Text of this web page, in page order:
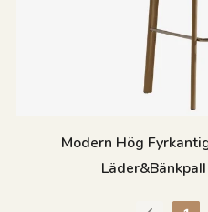
Modern Hög